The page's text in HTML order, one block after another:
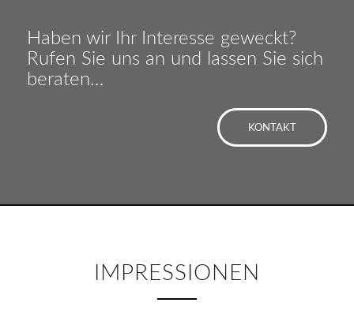
Haben wir Ihr Interesse geweckt?
Rufen Sie uns an und lassen Sie sich
beraten…
KONTAKT
IMPRESSIONEN